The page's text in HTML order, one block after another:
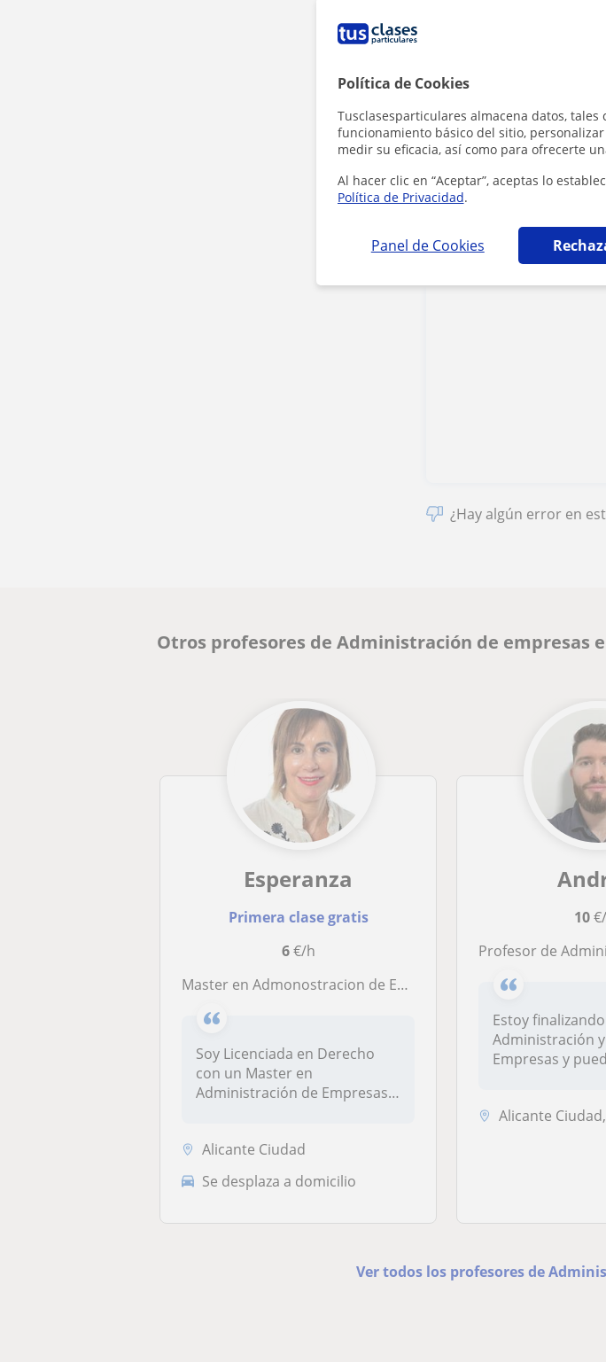
Política de Cookies
Tusclasesparticulares almacena datos, tales
funcionamiento básico del sitio,
medir su eficacia, así como para ofrecerte
Al hacer clic en “Aceptar”, aceptas lo
Política de Privacidad.
Panel de Cookies
Contacta con
Tarifa
1ª clase gratis
¿Hay algún error en
Otros profesores de Administración de empresas
Esperanza
Primera clase gratis
6€/h
Master en Admonostracion de Empresas
Soy Licenciada en Derecho
con un Master en
Administración de Empresas.
Alicante Ciudad
Se desplaza a domicilio
10
Profesor de Administración de Empresas, Economía y apoyo escolar
Estoy
Administración
Empresas y
Alicante Ciudad, Alicante (Ciudad),
Ver todos los profesores de